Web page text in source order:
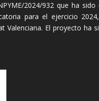
2024/932 que ha
para el ejercicio
El proyecto ha